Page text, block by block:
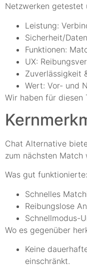
Netzwerken getestet
Leistung:
Sicherheit/
Funktionen:
UX:
Zuverlässigkeit
Wert: Vor- und
Wir haben für diesen
Chat Alternative
zum nächsten Match
Was gut funktionierte:
Schnelles
Reibungslose
Schnellmodus-
Wo es gegenüber
Keine
einschränkt.